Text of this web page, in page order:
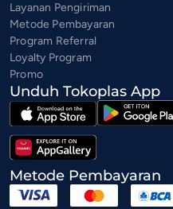
Layanan Pengiriman
Metode Pembayaran
Program Referral
Loyalty Program
Promo
Unduh Tokoplas App
Metode Pembayaran